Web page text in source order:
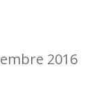
2016